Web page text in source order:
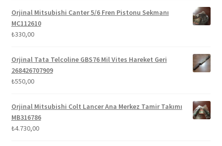
₺1.300,00. fiyat:
Orjinal Mitsubishi Canter 5/6 Fren Pistonu Sekmanı
MC112610
₺330,00
Orjinal Tata Telcoline GBS76 Mil Vites Hareket Geri
268426707909
₺550,00
Orjinal Mitsubishi Colt Lancer Ana Merkez Tamir Takımı
MB316786
₺4.730,00